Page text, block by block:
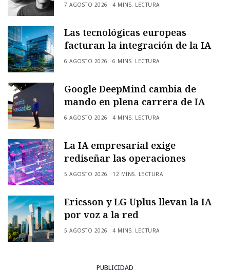
7 AGOSTO 2026 4 MINS. LECTURA
Las tecnológicas europeas
facturan la integración de la IA
6 AGOSTO 2026 6 MINS. LECTURA
Google DeepMind cambia de
mando en plena carrera de IA
6 AGOSTO 2026 4 MINS. LECTURA
La IA empresarial exige
rediseñar las operaciones
5 AGOSTO 2026 12 MINS. LECTURA
Ericsson y LG Uplus llevan la IA
por voz a la red
5 AGOSTO 2026 4 MINS. LECTURA
PUBLICIDAD